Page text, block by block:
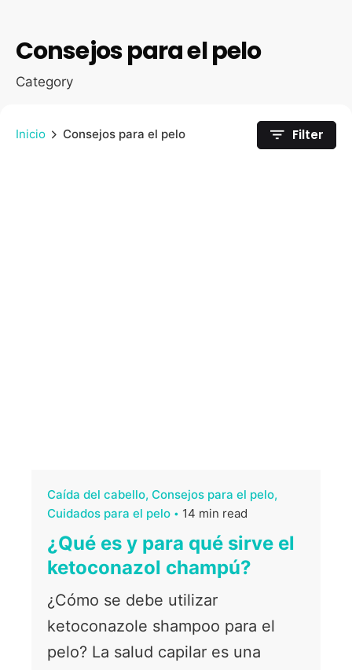
Consejos para el pelo
Category
Inicio Consejos para el pelo Filter
Caída del cabello Consejos para el pelo
Cuidados para el pelo
14 min read
¿Qué es y para qué sirve el
ketoconazol champú?
¿Cómo se debe utilizar
ketoconazole shampoo para el
pelo? La salud capilar es una